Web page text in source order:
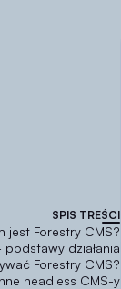
SPIS TREŚCI
jest Forestry CMS?
podstawy działania
Forestry CMS?
headless CMS-y